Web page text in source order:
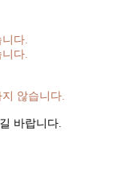
니다.
니다.
않습니다.
바랍니다.